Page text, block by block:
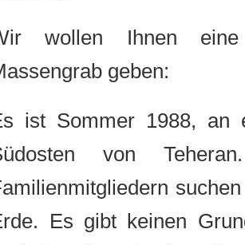
Wir wollen Ihnen
Massengrab geben:
Es ist Sommer 1988,
Südosten von
Familienmitgliedern
Erde. Es gibt keinen